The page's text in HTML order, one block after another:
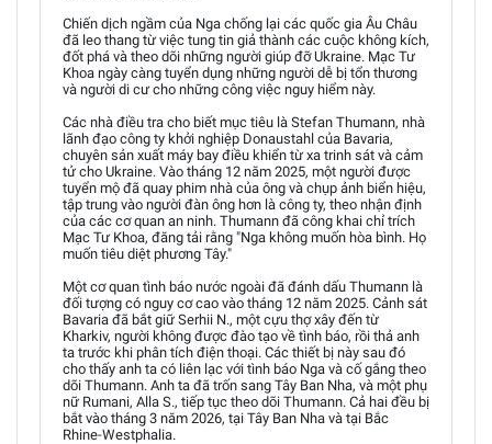
Chiến dịch ngầm của Nga chống lại các quốc gia Âu Châu
đã leo thang từ việc tung tin giả thành các cuộc không kích,
đốt phá và theo dõi những người giúp đỡ Ukraine. Mạc Tư
Khoa ngày càng tuyển dụng những người dễ bị tổn thương
và người di cư cho những công việc nguy hiểm này.
Các nhà điều tra cho biết mục tiêu là Stefan Thumann, nhà
lãnh đạo công ty khởi nghiệp Donaustahl của Bavaria,
chuyên sản xuất máy bay điều khiển từ xa trinh sát và cảm
tử cho Ukraine. Vào tháng 12 năm 2025, một người được
tuyển mộ đã quay phim nhà của ông và chụp ảnh biển hiệu,
tập trung vào người đàn ông hơn là công ty, theo nhận định
của các cơ quan an ninh. Thumann đã công khai chỉ trích
Mạc Tư Khoa, đăng tải rằng "Nga không muốn hòa bình. Họ
muốn tiêu diệt phương Tây."
Một cơ quan tình báo nước ngoài đã đánh dấu Thumann là
đối tượng có nguy cơ cao vào tháng 12 năm 2025. Cảnh sát
Bavaria đã bắt giữ Serhii N., một cựu thợ xây đến từ
Kharkiv, người không được đào tạo về tình báo, rồi thả anh
ta trước khi phân tích điện thoại. Các thiết bị này sau đó
cho thấy anh ta có liên lạc với tình báo Nga và cố gắng theo
dõi Thumann. Anh ta đã trốn sang Tây Ban Nha, và một phụ
nữ Rumani, Alla S., tiếp tục theo dõi Thumann. Cả hai đều bị
bắt vào tháng 3 năm 2026, tại Tây Ban Nha và tại Bắc
Rhine-Westphalia.